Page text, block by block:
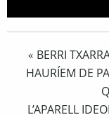
« BERRI
HAURÍEM DE
L’APARELL